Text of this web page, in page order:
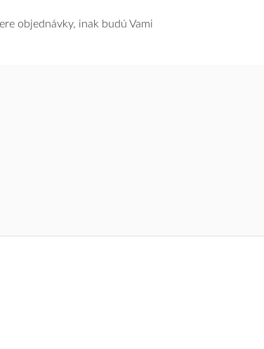
objednávky, inak budú Vami